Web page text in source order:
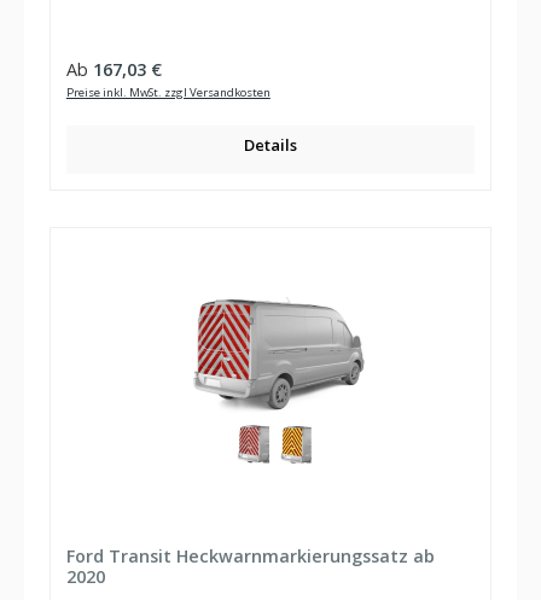
Regulärer Preis:
Ab 167,03 €
Preise inkl. MwSt. zzgl Versandkosten
Details
Ford Transit Heckwarnmarkierungssatz ab
2020